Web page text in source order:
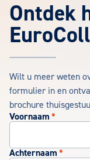
Ontdek
Wilt u meer weten
formulier in en
brochure
Voornaam *
Achternaam *